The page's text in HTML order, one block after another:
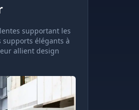
supportant les
supports élégants à
allient design